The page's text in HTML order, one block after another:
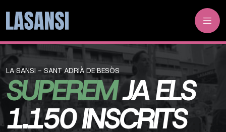
LA SANSI - SANT ADRIÀ DE BESÒS
SUPEREMJA ELS
1.150 INSCRITS